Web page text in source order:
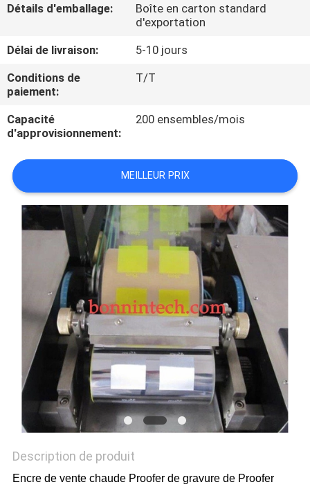
DE
QUALITÉ
CONTACTEZ-
NOUS
DEMANDEZ
UNE
CITATION
DU
SITE
PRIVACY
POLICY
Détails d'emballage:
Boîte en carton standard
d'exportation
Délai de livraison:
5-10 jours
Conditions de
paiement:
T/T
Capacité
d'approvisionnement:
200 ensembles/mois
MEILLEUR PRIX
Description de produit
Encre de vente chaude Proofer de gravure de Proofer